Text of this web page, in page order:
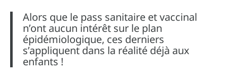
Alors que le pass sanitaire et vaccinal
n’ont aucun intérêt sur le plan
épidémiologique, ces derniers
s’appliquent dans la réalité déjà aux
enfants !